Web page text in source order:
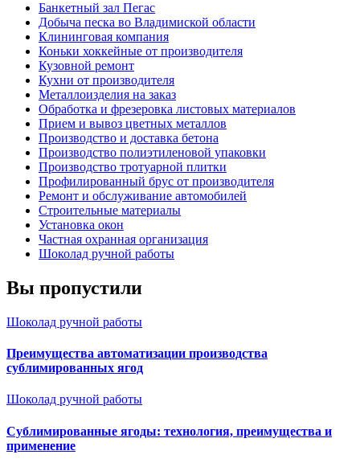
Банкетный зал Пегас
Добыча песка во Владимиской области
Клининговая компания
Коньки хоккейные от производителя
Кузовной ремонт
Кухни от производителя
Металлоизделия на заказ
Обработка и фрезеровка листовых материалов
Прием и вывоз цветных металлов
Производство и доставка бетона
Производство полиэтиленовой упаковки
Производство тротуарной плитки
Профилированный брус от производителя
Ремонт и обслуживание автомобилей
Строительные материалы
Установка окон
Частная охранная организация
Шоколад ручной работы
Вы пропустили
Шоколад ручной работы
Преимущества автоматизации производства
сублимированных ягод
Шоколад ручной работы
Сублимированные ягоды: технология, преимущества и
применение